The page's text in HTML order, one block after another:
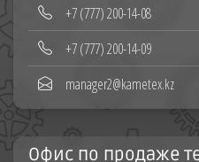
+7 (777) 200-14-08‬
+7 (777) 200-14-09
manager2@kametex.kz
Офис по продаже